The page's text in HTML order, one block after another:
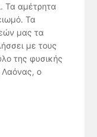
Τα αμέτρητα
Τα
μας τα
με τους
της φυσικής
Λαόνας, ο